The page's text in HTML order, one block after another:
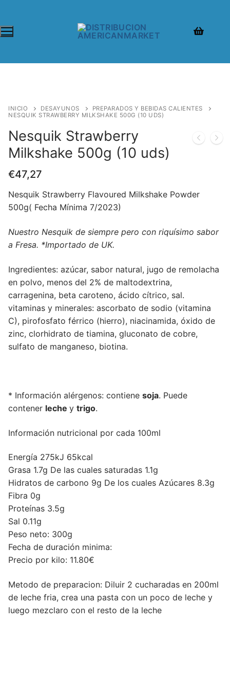
INICIO DESAYUNOS
PREPARADOS Y BEBIDAS CALIENTES
NESQUIK STRAWBERRY MILKSHAKE 500G (10 UDS)
Nesquik Strawberry
Milkshake 500g (10 uds)
€47,27
Nesquik Strawberry Flavoured Milkshake Powder
500g( Fecha Mínima 7/2023)
Nuestro Nesquik de siempre pero con riquísimo sabor
a Fresa. *Importado de UK.
Ingredientes: azúcar, sabor natural, jugo de remolacha
en polvo, menos del 2% de maltodextrina,
carragenina, beta caroteno, ácido cítrico, sal.
vitaminas y minerales: ascorbato de sodio (vitamina
C), pirofosfato férrico (hierro), niacinamida, óxido de
zinc, clorhidrato de tiamina, gluconato de cobre,
sulfato de manganeso, biotina.
* Información alérgenos: contiene soja. Puede
contener leche y trigo.
Información nutricional por cada 100ml
Energía 275kJ 65kcal
Grasa 1.7g De las cuales saturadas 1.1g
Hidratos de carbono 9g De los cuales Azúcares 8.3g
Fibra 0g
Proteínas 3.5g
Sal 0.11g
Peso neto: 300g
Fecha de duración minima:
Precio por kilo: 11.80€
Metodo de preparacion: Diluir 2 cucharadas en 200ml
de leche fria, crea una pasta con un poco de leche y
luego mezclaro con el resto de la leche